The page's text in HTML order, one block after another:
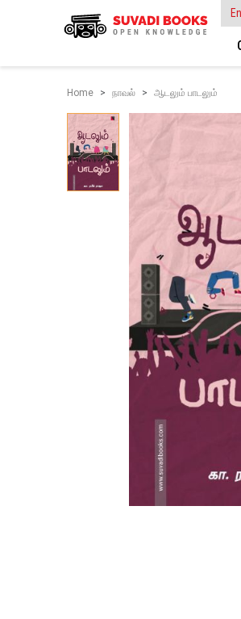
Home நாவல் ஆடலும் பாடலும்